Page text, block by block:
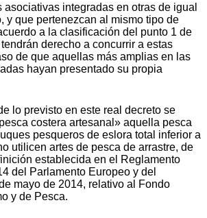
asociativas integradas en otras de igual
y que pertenezcan al mismo tipo de
a la clasificación del punto 1 de
derecho a concurrir a estas
de que aquellas más amplias en las
hayan presentado su propia
lo previsto en este real decreto se
costera artesanal» aquella pesca
pesqueros de eslora total inferior a
utilicen artes de pesca de arrastre, de
establecida en el Reglamento
del Parlamento Europeo y del
mayo de 2014, relativo al Fondo
y de Pesca.